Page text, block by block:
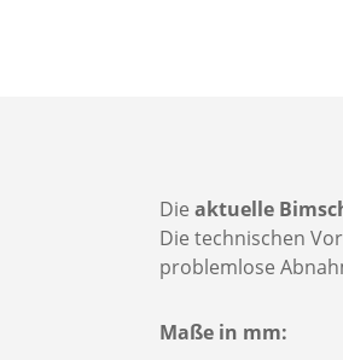
Die aktuelle
Die technischen
problemlose
Maße in mm: